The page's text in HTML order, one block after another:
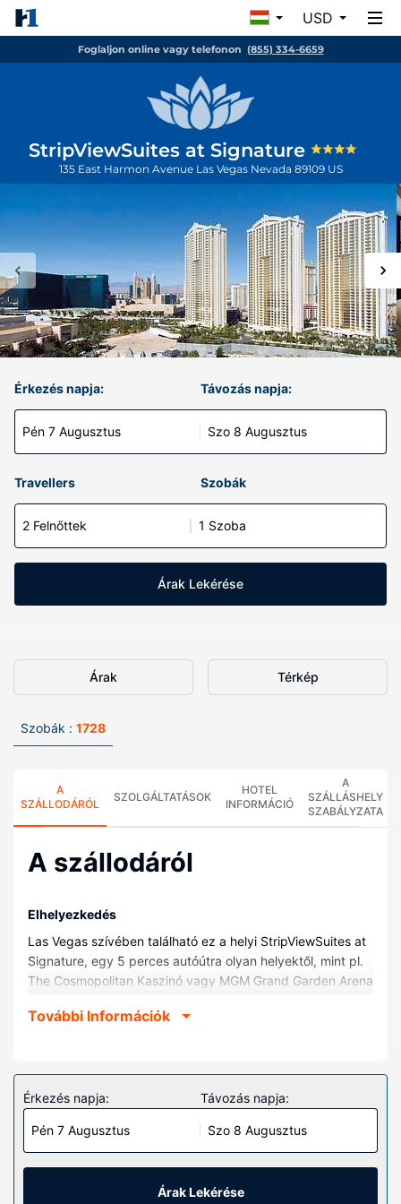
USD
Foglaljon online vagy telefonon (855) 334-6659
StripViewSuites at Signature
135 East Harmon Avenue Las Vegas Nevada 89109 US
Érkezés napja:
Pén 7 Augusztus
Távozás napja:
Szo 8 Augusztus
Travellers Szobák
2 Felnőttek 1 Szoba
Árak Lekérése
Árak Térkép
Szobák : 1728
A
SZÁLLODÁRÓL
SZOLGÁLTATÁSOK
HOTEL
INFORMÁCIÓ
A
SZÁLLÁSHELY
SZABÁLYZATA
A szállodáról
Elhelyezkedés
Las Vegas szívében található ez a helyi StripViewSuites at
Signature, egy 5 perces autóútra olyan helyektől, mint pl.
The Cosmopolitan Kaszinó vagy MGM Grand Garden Arena
rendelkező apartmanhotel kb. 1,6 km-re található Bellagio
Helyezze magát kényelembe a(z) 1728 légkondicionált
szoba egyikében, melyekben hűtőszekrény és
mikrohullámú sütők is található. A(z) kényelmi párnázattal
ellátott, a(z) ágytakaró és a(z) prémium ágynemű a
biztosíték egy nyugodt és pihentető alváshoz. A
szórakozásról 42 hüvelyk képátmérőjű méretű
További Információk
Érkezés napja:
Pén 7 Augusztus
Távozás napja:
Szo 8 Augusztus
Árak Lekérése